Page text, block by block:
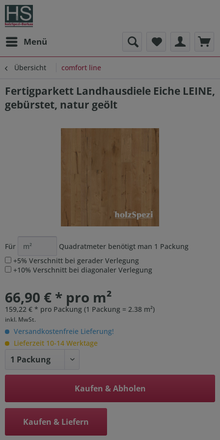
Menü
Übersicht comfort line
Fertigparkett Landhausdiele Eiche LEINE,
gebürstet, natur geölt
Für Quadratmeter benötigt man 1 Packung
+5% Verschnitt bei gerader Verlegung
+10% Verschnitt bei diagonaler Verlegung
66,90 € * pro m²
159,22 € * pro Packung (1 Packung = 2.38 m²)
inkl. MwSt.
Versandkostenfreie Lieferung!
Lieferzeit 10-14 Werktage
Kaufen & Abholen
Kaufen & Liefern